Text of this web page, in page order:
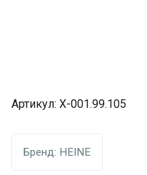
Артикул: X-001.99.105
Бренд: HEINE